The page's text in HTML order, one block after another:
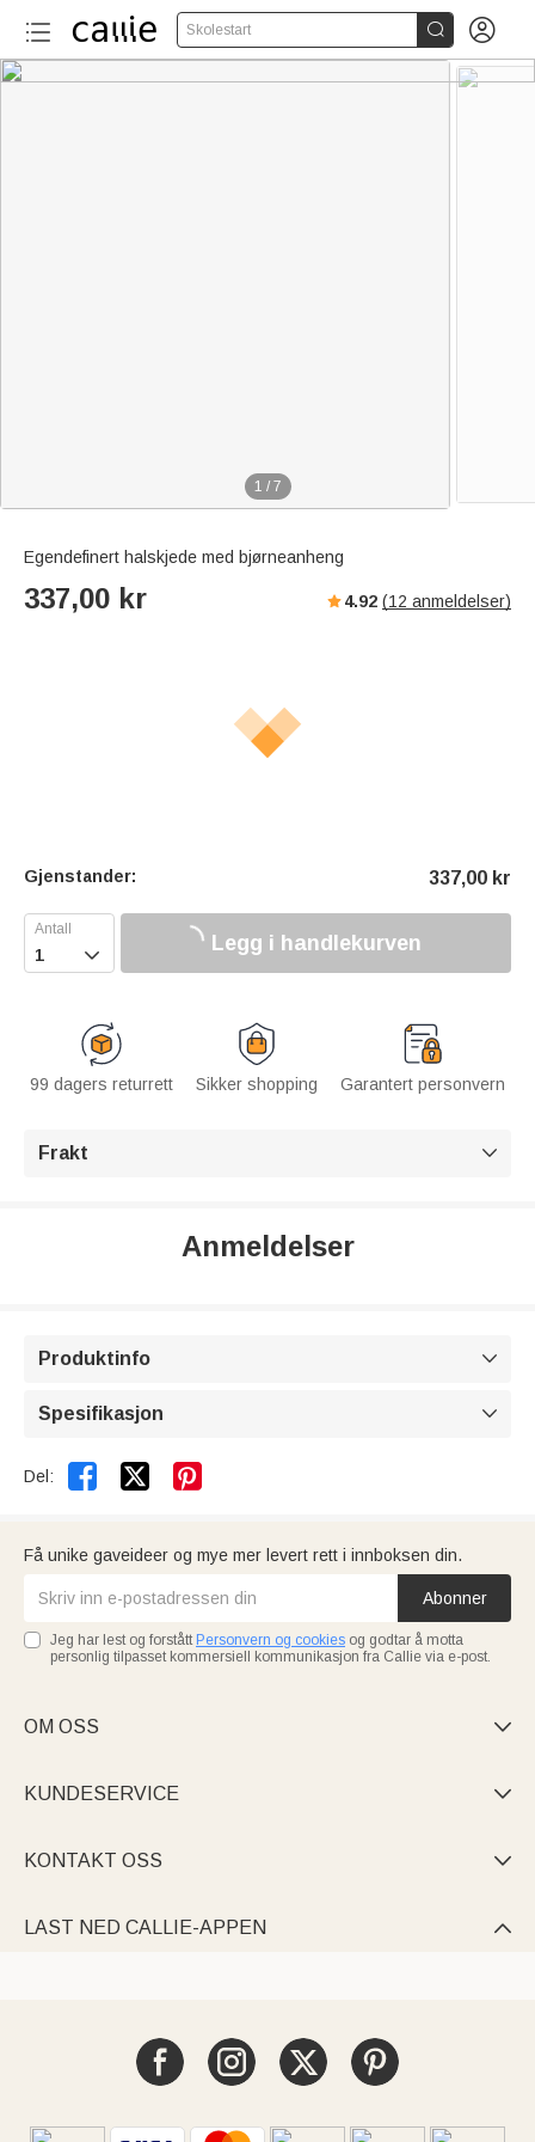
Skolestart  
1 / 7
Egendefinert halskjede med bjørneanheng
337,00 kr 4.92 (12 anmeldelser)
Gjenstander: 337,00 kr
 Legg i handlekurven
99 dagers returrett Sikker shopping Garantert personvern
Frakt 
Anmeldelser
Produktinfo 
Spesifikasjon 
Del:  
Få unike gaveideer og mye mer levert rett i innboksen din.
Abonner
Jeg har lest og forstått Personvern og cookies og godtar å motta
personlig tilpasset kommersiell kommunikasjon fra Callie via e-post.
OM OSS 
KUNDESERVICE 
KONTAKT OSS 
LAST NED CALLIE-APPEN 